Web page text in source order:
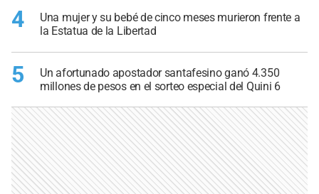
4
Una mujer y su bebé de cinco meses murieron frente a
la Estatua de la Libertad
5
Un afortunado apostador santafesino ganó 4.350
millones de pesos en el sorteo especial del Quini 6